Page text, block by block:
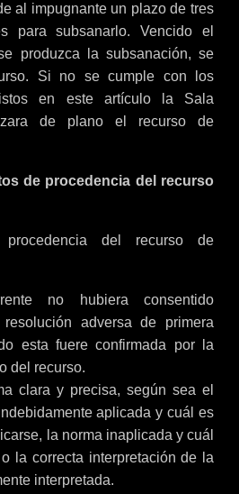
al impugnante un plazo de tres
para subsanarlo. Vencido el
produzca la subsanación, se
Si no se cumple con los
en este artículo la Sala
de plano el recurso de
de procedencia del recurso
del recurso de
no hubiera consentido
adversa de primera
esta fuere confirmada por la
del recurso.
clara y precisa, según sea el
aplicada y cuál es
la norma inaplicada y cuál
la correcta interpretación de la
interpretada.